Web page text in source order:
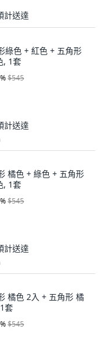
計送達
綠色 + 紅色 + 五角形
, 1套
%$545
計送達
橘色 + 綠色 + 五角形
, 1套
%$545
計送達
橘色 2入 + 五角形 橘
套
%$545